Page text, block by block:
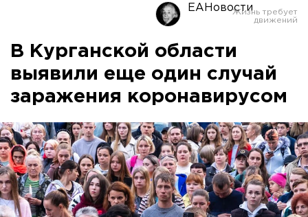
ЕАНовости
В Курганской области
выявили еще один случай
заражения коронавирусом